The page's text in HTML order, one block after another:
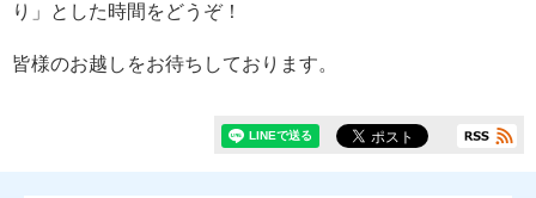
り」とした時間をどうぞ！
皆様のお越しをお待ちしております。